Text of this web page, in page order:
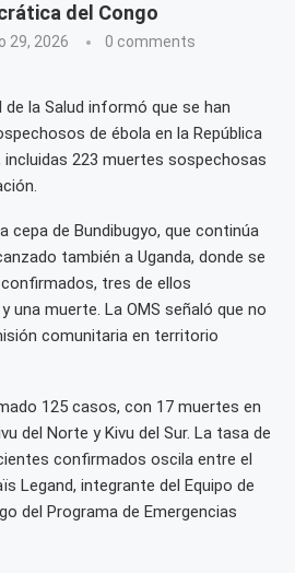
del Congo
29, 2026 0 comments
de la Salud informó que se han
de ébola en la República
incluidas 223 muertes sospechosas
cepa de Bundibugyo, que continúa
también a Uganda, donde se
tres de ellos
una muerte. La OMS señaló que no
comunitaria en territorio
125 casos, con 17 muertes en
del Norte y Kivu del Sur. La tasa de
confirmados oscila entre el
Legand, integrante del Equipo de
del Programa de Emergencias